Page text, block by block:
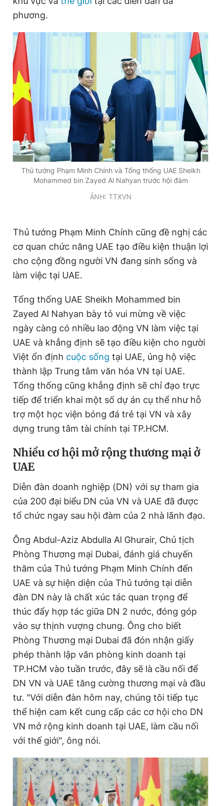
phương.
Thủ tướng Phạm Minh Chính và Tổng thống UAE Sheikh
Mohammed bin Zayed Al Nahyan trước hội đàm
ẢNH: TTXVN
Thủ tướng Phạm Minh Chính cũng đề nghị các
cơ quan chức năng UAE tạo điều kiện thuận lợi
cho cộng đồng người VN đang sinh sống và
làm việc tại UAE.
Tổng thống UAE Sheikh Mohammed bin
Zayed Al Nahyan bày tỏ vui mừng về việc
ngày càng có nhiều lao động VN làm việc tại
UAE và khẳng định sẽ tạo điều kiện cho người
Việt ổn định cuộc sống tại UAE, ủng hộ việc
thành lập Trung tâm văn hóa VN tại UAE.
Tổng thống cũng khẳng định sẽ chỉ đạo trực
tiếp để triển khai một số dự án cụ thể như hỗ
trợ một học viện bóng đá trẻ tại VN và xây
dựng trung tâm tài chính tại TP.HCM.
Nhiều cơ hội mở rộng thương mại ở
UAE
Diễn đàn doanh nghiệp (DN) với sự tham gia
của 200 đại biểu DN của VN và UAE đã được
tổ chức ngay sau hội đàm của 2 nhà lãnh đạo.
Ông Abdul-Aziz Abdulla Al Ghurair, Chủ tịch
Phòng Thương mại Dubai, đánh giá chuyến
thăm của Thủ tướng Phạm Minh Chính đến
UAE và sự hiện diện của Thủ tướng tại diễn
đàn DN này là chất xúc tác quan trọng để
thúc đẩy hợp tác giữa DN 2 nước, đóng góp
vào sự thịnh vượng chung. Ông cho biết
Phòng Thương mại Dubai đã đón nhận giấy
phép thành lập văn phòng kinh doanh tại
TP.HCM vào tuần trước, đây sẽ là cầu nối để
DN VN và UAE tăng cường thương mại và đầu
tư. "Với diễn đàn hôm nay, chúng tôi tiếp tục
thể hiện cam kết cung cấp các cơ hội cho DN
VN mở rộng kinh doanh tại UAE, làm cầu nối
với thế giới", ông nói.